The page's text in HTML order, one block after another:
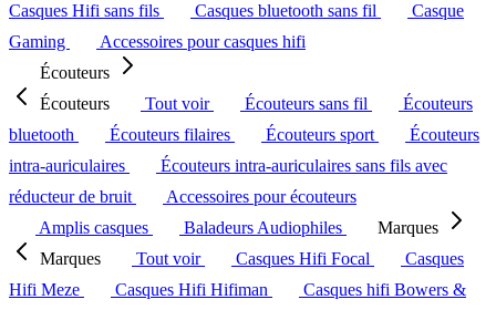
Casques Hifi sans fils
Casques bluetooth sans fil
Casque
Gaming
Accessoires pour casques hifi
Écouteurs
Écouteurs
Tout voir Écouteurs sans fil
Écouteurs
bluetooth
Écouteurs filaires Écouteurs sport
Écouteurs
intra-auriculaires
Écouteurs intra-auriculaires sans fils avec
réducteur de bruit
Accessoires pour écouteurs
Amplis casques
Baladeurs Audiophiles
Marques
Marques
Tout voir Casques Hifi Focal
Casques
Hifi Meze
Casques Hifi Hifiman
Casques hifi Bowers &